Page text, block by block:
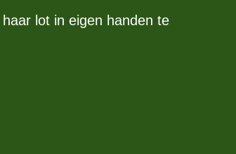
lot in eigen handen te